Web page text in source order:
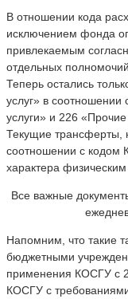
В отношении кода
исключением фонда
привлекаемым
отдельных
Теперь остались
услуг» в
услуги» и 226
Текущие трансферты,
соотношении с кодом
характера
Все важные
Напомним, что такие
бюджетными
применения КОСГУ с
КОСГУ с